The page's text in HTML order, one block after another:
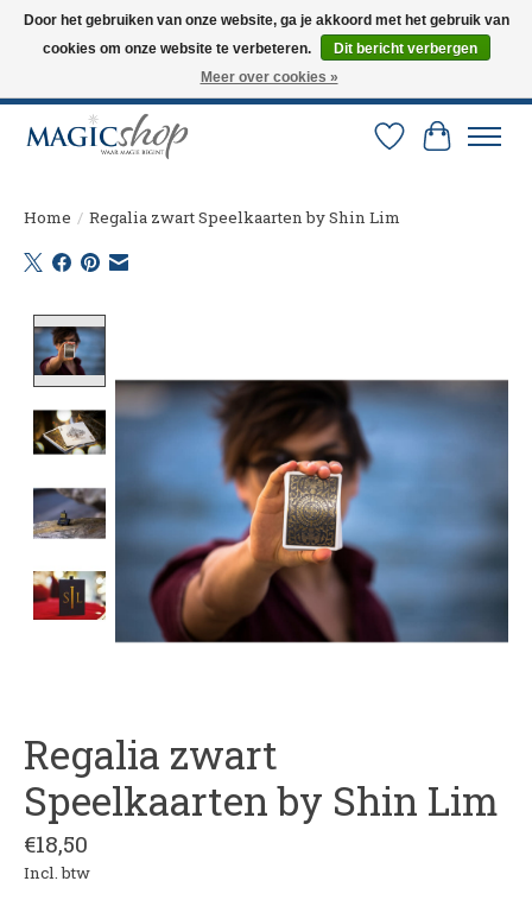
Altijd de nieuwste trucs op voorraad. Snelle verzending via PostNL en DHL.
Langskomen in onze winkel? Bel of mail om een afspraak te maken. 0251-
Verlanglijst
Home / Regalia zwart Speelkaarten by Shin Lim
Regalia zwart
Speelkaarten by Shin Lim
€18,50
Incl. btw
Door het gebruiken van onze website, ga je akkoord met het gebruik van
cookies om onze website te verbeteren.
Dit bericht verbergen
Meer over cookies »